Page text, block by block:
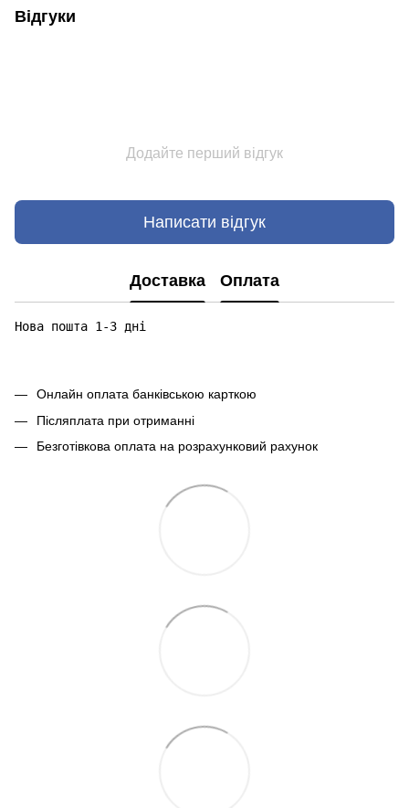
Відгуки
Додайте перший відгук
Написати відгук
Доставка Оплата
Нова пошта 1-3 дні
Онлайн оплата банківською карткою
Післяплата при отриманні
Безготівкова оплата на розрахунковий рахунок